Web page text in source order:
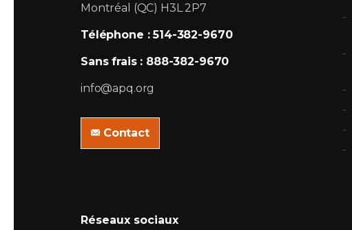
Montréal (QC) H3L 2P7
Téléphone : 514-382-9670
Sans frais : 888-382-9670
info@apq.org
Contact
Réseaux sociaux